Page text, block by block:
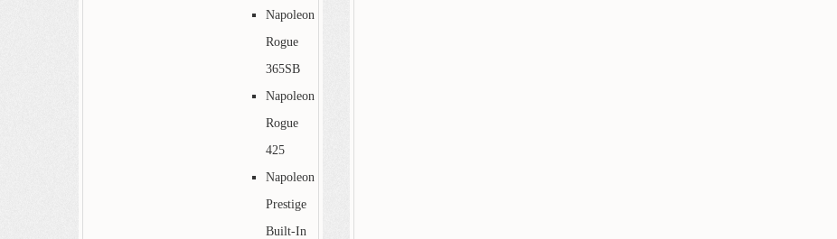
Napoleon
Rogue
365SB
Napoleon
Rogue
425
Napoleon
Prestige
Built-In